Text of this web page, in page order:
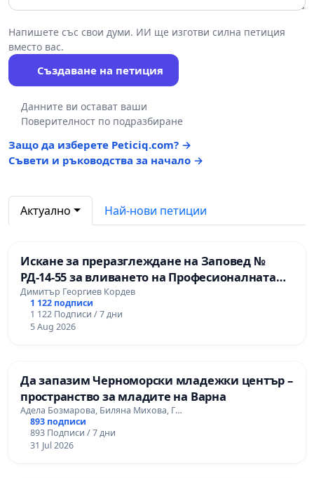
Напишете със свои думи. ИИ ще изготви силна петиция
вместо вас.
Създаване на петиция
Данните ви остават ваши
Поверителност по подразбиране
Защо да изберете Peticiq.com? →
Съвети и ръководства за начало →
Актуално Най-нови петиции
Искане за преразглеждане на Заповед №
РД-14-55 за вливането на Професионалната
гимназия по промишлени технологии в
Професионалната гимназия по икономика и
мениджмънт – гр. Пазарджик
Димитър Георгиев Кордев
1 122 подписи
1 122 Подписи / 7 дни
5 Aug 2026
Да запазим Черноморски младежки център –
пространство за младите на Варна
Адела Бозмарова, Биляна Михова, Г…
893 подписи
893 Подписи / 7 дни
31 Jul 2026